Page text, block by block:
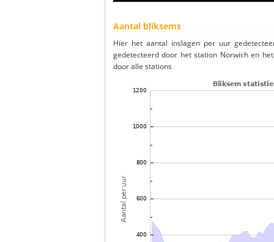
Aantal bliksems
Hier het aantal inslagen per uur
gedetecteerd door het station Norwich en
door alle stations